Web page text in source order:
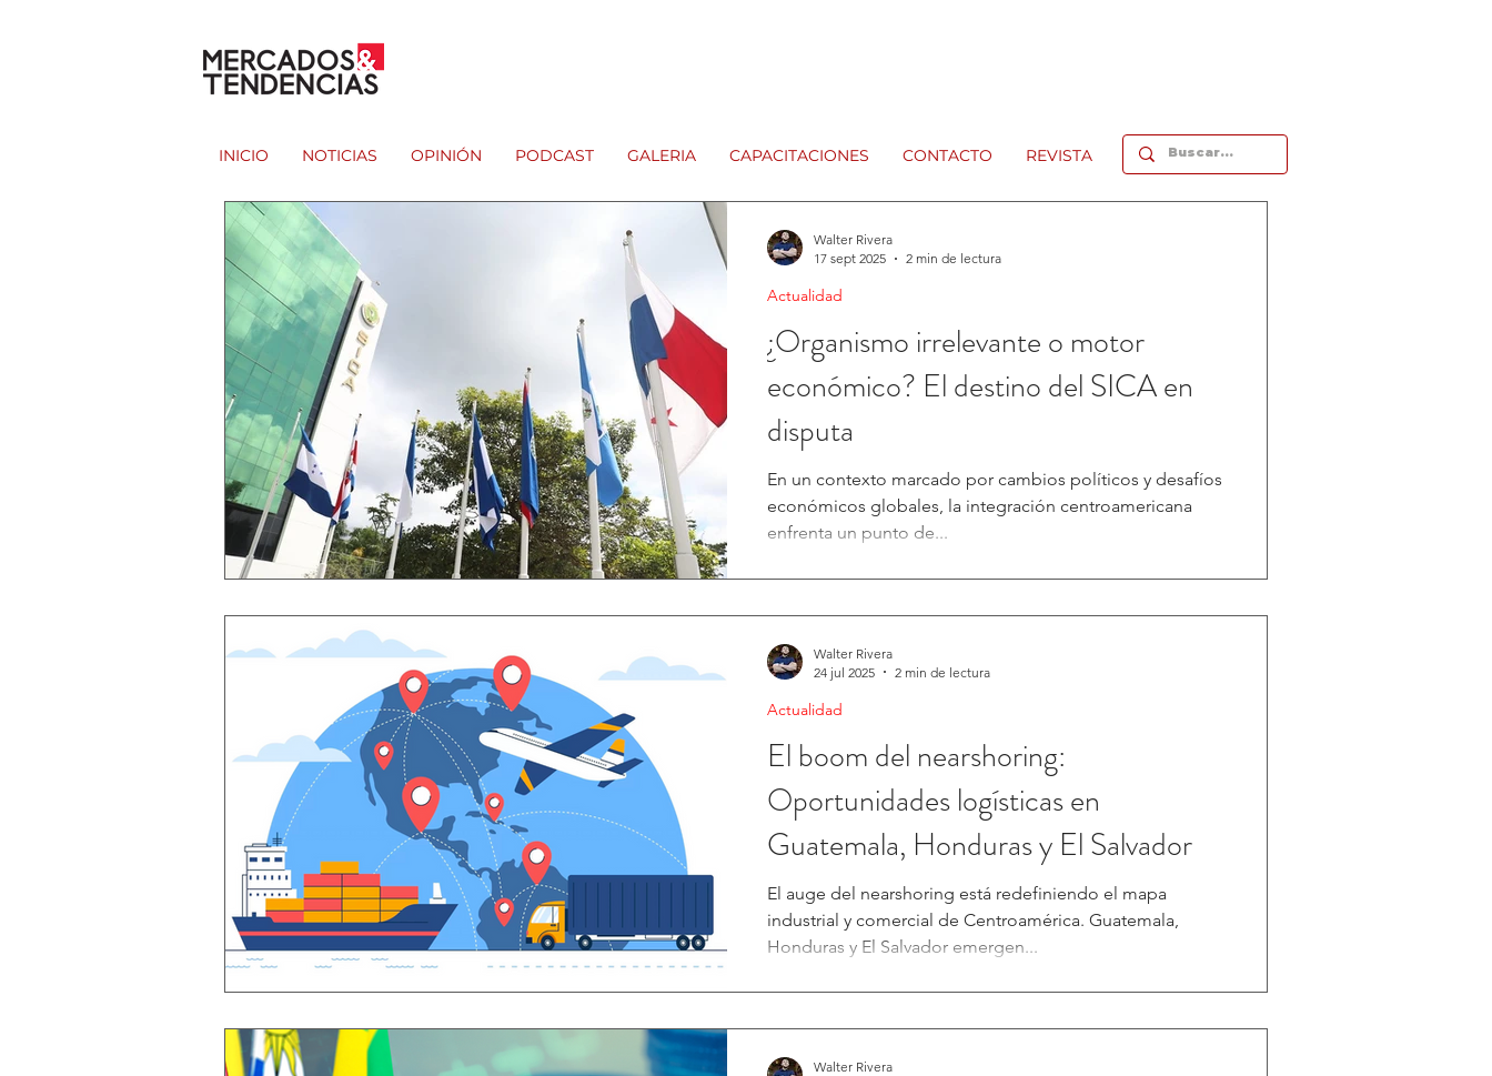
INICIO NOTICIAS OPINIÓN PODCAST GALERIA CAPACITACIONES CONTACTO REVISTA
¿Organismo irrelevante o motor
económico? El destino del SICA en
disputa
En un contexto marcado por cambios políticos y desafíos
económicos globales, la integración centroamericana
enfrenta un punto de...
Actualidad
Walter Rivera
17 sept 2025
2 min de lectura
El boom del nearshoring:
Oportunidades logísticas en
Guatemala, Honduras y El Salvador
El auge del nearshoring está redefiniendo el mapa
industrial y comercial de Centroamérica. Guatemala,
Honduras y El Salvador emergen...
Actualidad
Walter Rivera
24 jul 2025
2 min de lectura
Walter Rivera